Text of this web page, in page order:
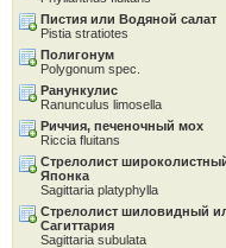
Пистия или Водяной салат
Pistia stratiotes
Полигонум
Polygonum spec.
Ранункулис
Ranunculus limosella
Риччия, печеночный мох
Riccia fluitans
Стрелолист
Японка
Sagittaria platyphylla
Стрелолист шиловидный
Сагиттария
Sagittaria subulata